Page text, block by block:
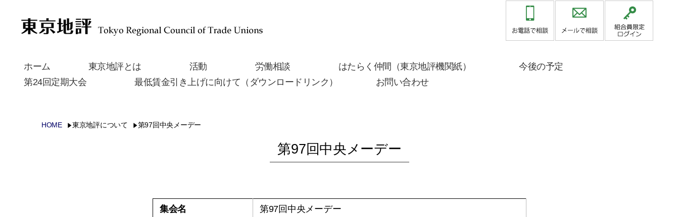
ホーム 東京地評とは 活動 労働相談 はたらく仲間（東京地評機関紙）
今後の予定
第24回定期大会
最低賃金引き上げに向けて（ダウンロードリンク） お問い合わせ
HOME 東京地評について 第97回中央メーデー
第97回中央メーデー
集会名 第97回中央メーデー